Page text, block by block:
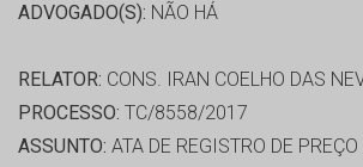
ADVOGADO(S): NÃO HÁ
RELATOR: CONS. IRAN COELHO DAS
PROCESSO: TC/8558/2017
ASSUNTO: ATA DE REGISTRO DE